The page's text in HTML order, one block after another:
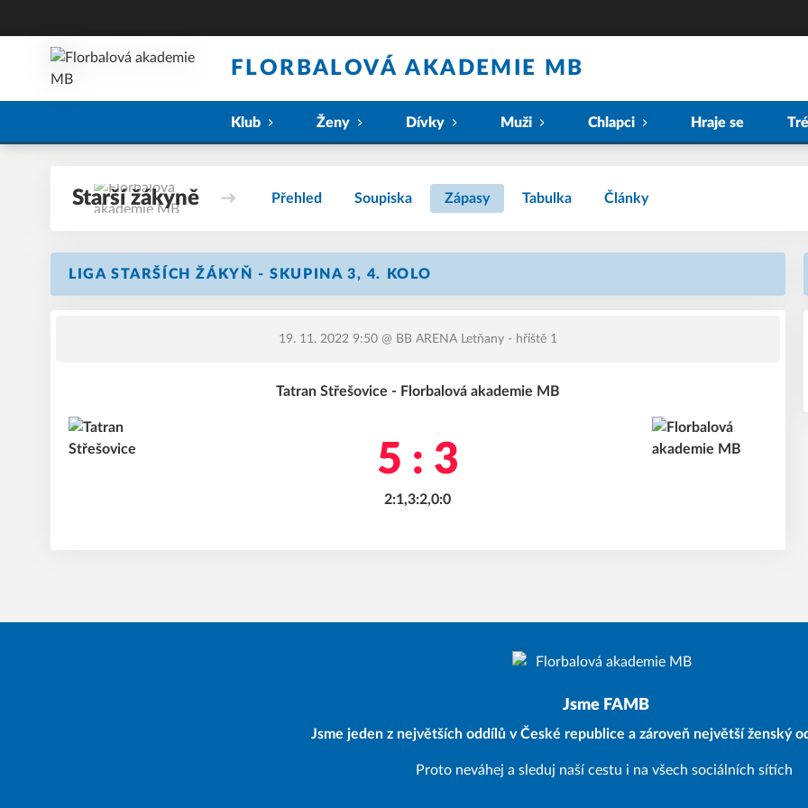
FLORBALOVÁ AKADEMIE MB
Klub Ženy Dívky Muži Chlapci Hraje se
Starší žákyně Přehled Soupiska Zápasy Tabulka Články
LIGA STARŠÍCH ŽÁKYŇ - SKUPINA 3, 4. KOLO
19. 11. 2022 9:50@ BB ARENA Letňany - hřiště 1
Tatran Střešovice - Florbalová akademie MB
5 : 3
2:1,3:2,0:0
Jsme FAMB
Jsme jeden z největších oddílů v České republice a zároveň největší ženský
Proto neváhej a sleduj naší cestu i na všech sociálních sítích